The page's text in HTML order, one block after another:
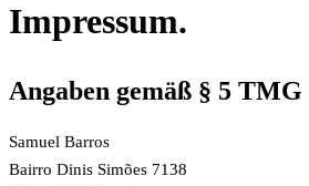
Impressum.
Angaben gemäß § 5 TMG
Samuel Barros
Bairro Dinis Simões 7138